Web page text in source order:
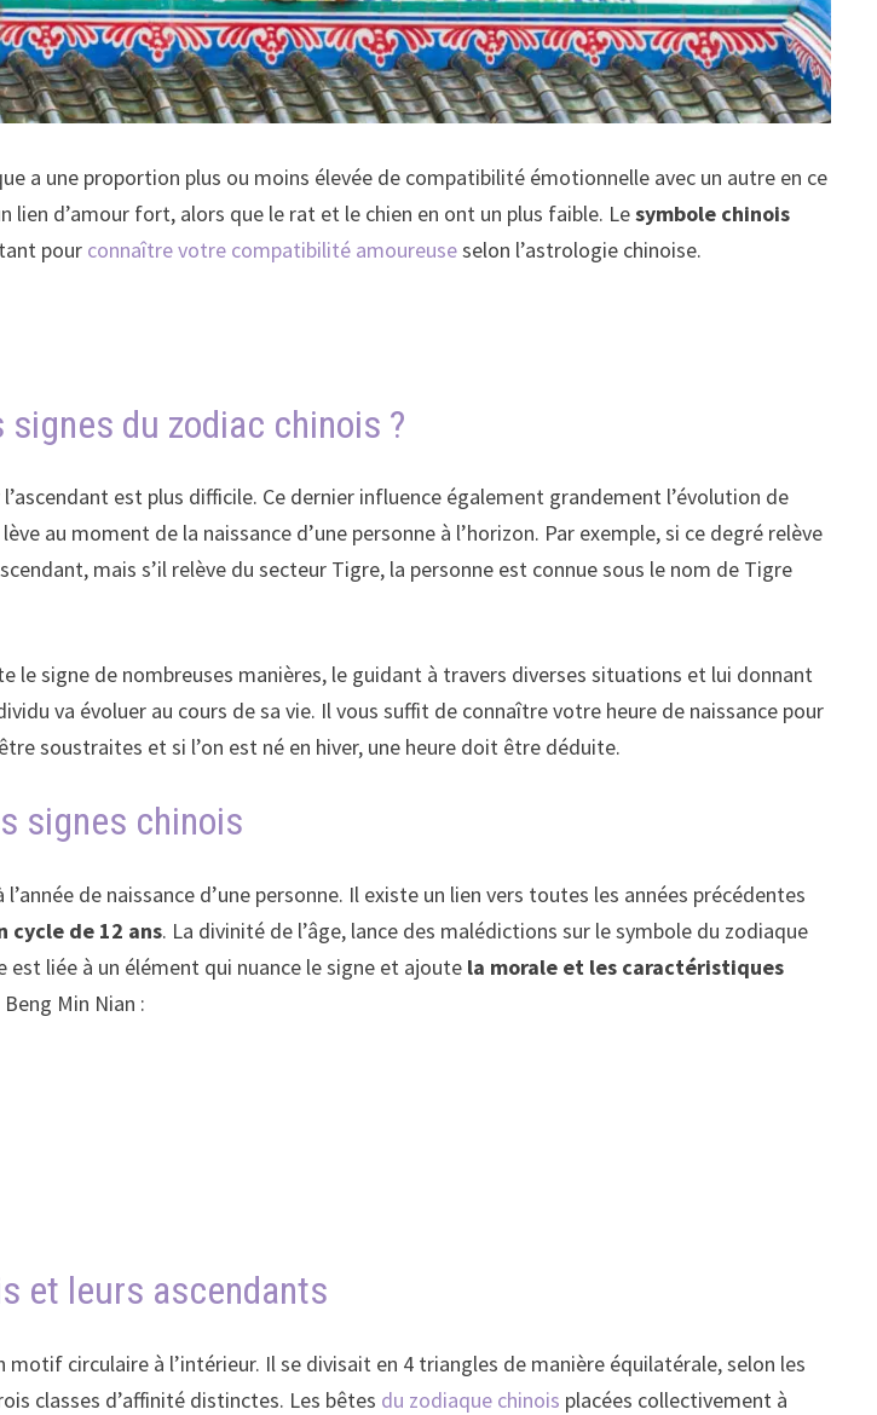
a une proportion plus ou moins élevée de compatibilité émotionnelle avec un autre en ce
lien d’amour fort, alors que le rat et le chien en ont un plus faible. Lesymbole chinois
pour connaître votre compatibilité amoureuseselon l’astrologie chinoise.
signes du zodiac chinois ?
est plus difficile. Ce dernier influence également grandement l’évolution de
au moment de la naissance d’une personne à l’horizon. Par exemple, si ce degré relève
mais s’il relève du secteur Tigre, la personne est connue sous le nom de Tigre
le signe de nombreuses manières, le guidant à travers diverses situations et lui donnant
va évoluer au cours de sa vie. Il vous suffit de connaître votre heure de naissance pour
soustraites et si l’on est né en hiver, une heure doit être déduite.
signes chinois
de naissance d’une personne. Il existe un lien vers toutes les années précédentes
cycle de 12 ans. La divinité de l’âge, lance des malédictions sur le symbole du zodiaque
est liée à un élément qui nuance le signe et ajoute la morale et les caractéristiques
Min Nian :
et leurs ascendants
circulaire à l’intérieur. Il se divisait en 4 triangles de manière équilatérale, selon les
classes d’affinité distinctes. Les bêtes du zodiaque chinois placées collectivement à